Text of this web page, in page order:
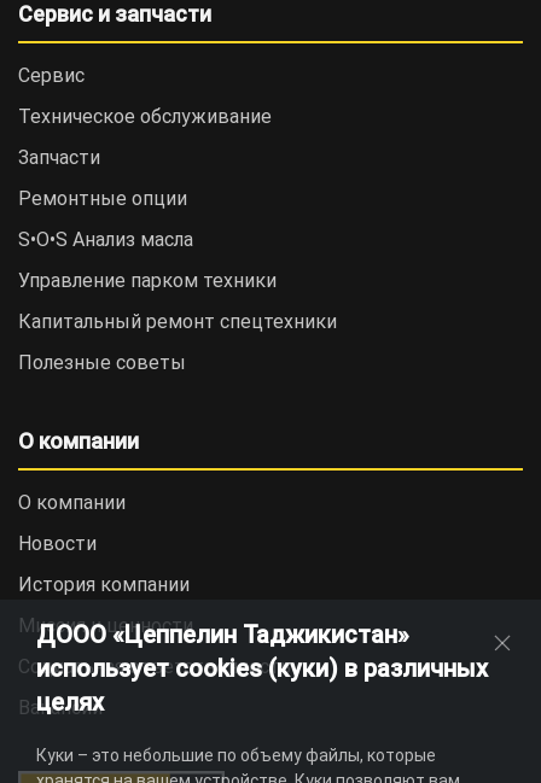
Сервис и запчасти
Сервис
Техническое обслуживание
Запчасти
Ремонтные опции
S•O•S Анализ масла
Управление парком техники
Капитальный ремонт спецтехники
Полезные советы
О компании
О компании
Новости
История компании
Миссия и ценности
Социальная ответственность
Вакансии
ДООО «Цеппелин Таджикистан»
использует cookies (куки) в различных
целях
Куки – это небольшие по объему файлы, которые